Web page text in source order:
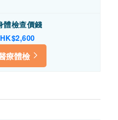
體檢查價錢
HK$2,600
療體檢